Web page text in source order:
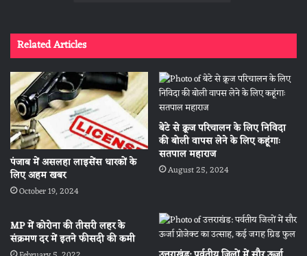
Related Articles
पंजाब में असलहा लाइसेंस धारकों के
लिए अहम खबर
October 19, 2024
बेटे से क्रूज परिचालन के लिए निविदा
की बोली वापस लेने के लिए कहूंगाः
सतपाल महाराज
August 25, 2024
MP में कोरोना की तीसरी लहर के
संक्रमण दर में इतने फीसदी की कमी